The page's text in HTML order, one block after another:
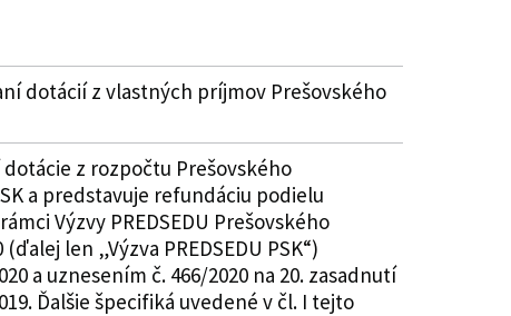
dotácií z vlastných príjmov Prešovského
z rozpočtu Prešovského
a predstavuje refundáciu podielu
Výzvy PREDSEDU Prešovského
len „Výzva PREDSEDU PSK“)
a uznesením č. 466/2020 na 20. zasadnutí
Ďalšie špecifiká uvedené v čl. I tejto